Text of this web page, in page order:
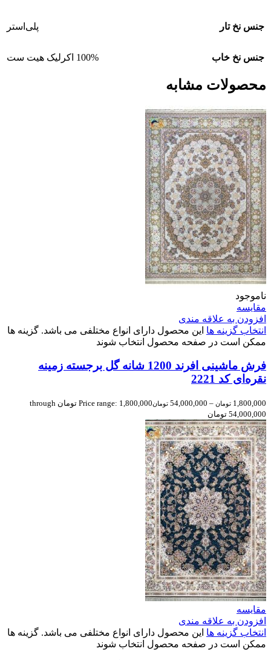
جنس نخ تار پلی‌استر
جنس نخ خاب 100% اکرلیک هیت ست
محصولات مشابه
ناموجود
مقایسه
افزودن به علاقه مندی
انتخاب گزینه ها این محصول دارای انواع مختلفی می باشد. گزینه ها
ممکن است در صفحه محصول انتخاب شوند
فرش ماشینی افرند 1200 شانه گل برجسته زمینه
نقره‌ای کد 2221
1,800,000 تومان –
54,000,000 تومان
Price range: 1,800,000 تومان through
54,000,000 تومان
مقایسه
افزودن به علاقه مندی
انتخاب گزینه ها این محصول دارای انواع مختلفی می باشد. گزینه ها
ممکن است در صفحه محصول انتخاب شوند